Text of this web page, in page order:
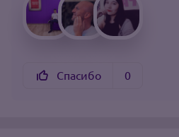
Спасибо 0